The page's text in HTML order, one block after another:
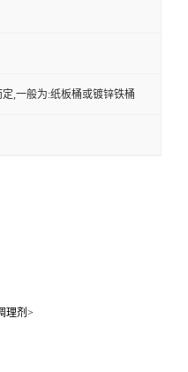
,一般为:纸板桶或镀锌铁桶
理剂>